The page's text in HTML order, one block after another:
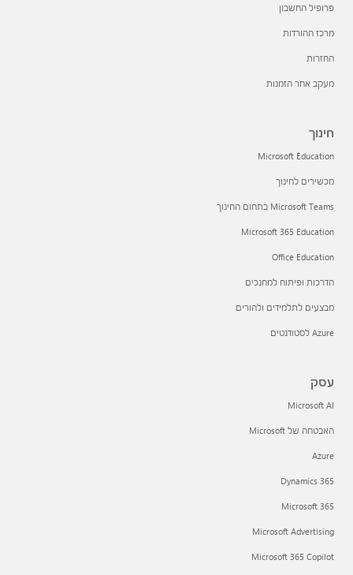
פרופיל החשבון
מרכז ההורדות
החזרות
מעקב אחר הזמנות
חינוך
Microsoft Education
מכשירים לחינוך
Microsoft Teams בתחום החינוך
Microsoft 365 Education
Office Education
הדרכות ופיתוח למחנכים
מבצעים לתלמידים ולהורים
Azure לסטודנטים
עסק
Microsoft AI
האבטחה של Microsoft
Azure
Dynamics 365
Microsoft 365
Microsoft Advertising
Microsoft 365 Copilot